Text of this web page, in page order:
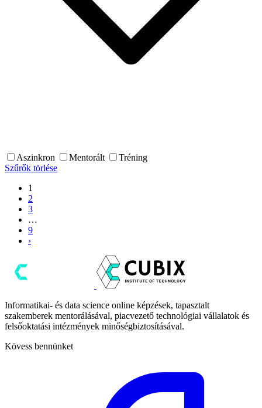
Aszinkron Mentorált
Tréning
Szűrők törlése
1
2
3
…
9
›
Informatikai- és data science online képzések, tapasztalt
szakemberek mentorálásával, piacvezető technológiai vállalatok és
felsőoktatási intézmények minőségbiztosításával.
Kövess bennünket